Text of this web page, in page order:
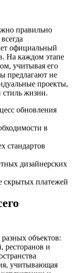
правильно
официальный
На каждом этапе
учитывая его
предлагают не
проекты,
стиль жизни.
обновления
в
стандартов
дизайнерских
скрытых платежей
объектов:
ресторанов и
учитывающая